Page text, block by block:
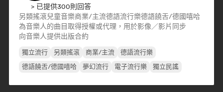
> 已提供300則回答
另類搖滾兒童音樂商業/主流德語流行樂德語饒舌/德國嘻哈
為音樂人的曲目取得授權或代理，用於影像／影片同步
向音樂人提供出版合約
獨立流行 另類搖滾 商業/主流
德語流行樂
德語饒舌/德國嘻哈
夢幻流行 電子流行樂 獨立民謠